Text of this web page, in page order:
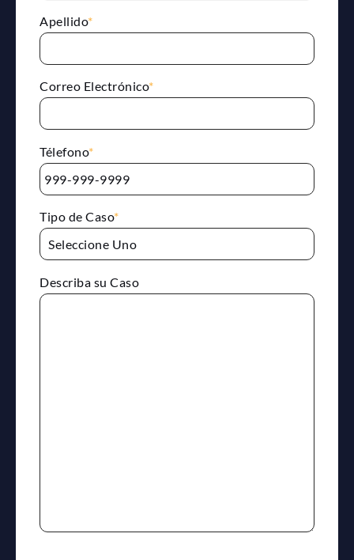
Apellido*
Correo Electrónico*
Télefono*
Tipo de Caso*
Describa su Caso